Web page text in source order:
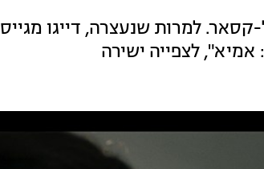
למרות שנעצרה, דייגו מגייס
לצפייה ישירה